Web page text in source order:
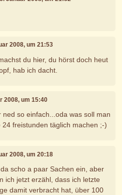
2008, um 21:53
du hier, du hörst doch heut
hab ich dacht.
2008, um 15:40
ned so einfach...oda was soll man
24 freistunden täglich machen ;-)
2008, um 20:18
scho a paar Sachen ein, aber
ich jetzt erzähl, dass ich letzte
damit verbracht hat, über 100